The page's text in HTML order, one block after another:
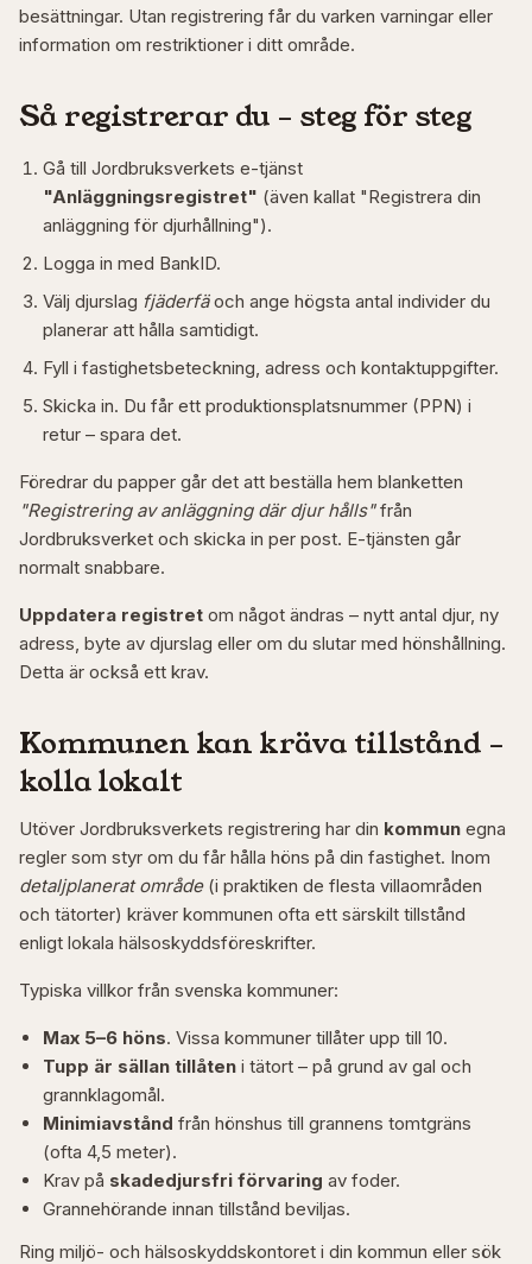
besättningar. Utan registrering får du varken varningar eller
information om restriktioner i ditt område.
Så registrerar du – steg för steg
Gå till Jordbruksverkets e-tjänst
"Anläggningsregistret" (även kallat "Registrera din
anläggning för djurhållning").
Logga in med BankID.
Välj djurslag fjäderfäoch ange högsta antal individer du
planerar att hålla samtidigt.
Fyll i fastighetsbeteckning, adress och kontaktuppgifter.
Skicka in. Du får ett produktionsplatsnummer (PPN) i
retur – spara det.
Föredrar du papper går det att beställa hem blanketten
"Registrering av anläggning där djur hålls"från
Jordbruksverket och skicka in per post. E-tjänsten går
normalt snabbare.
Uppdatera registret om något ändras – nytt antal djur, ny
adress, byte av djurslag eller om du slutar med hönshållning.
Detta är också ett krav.
Kommunen kan kräva tillstånd –
kolla lokalt
Utöver Jordbruksverkets registrering har din kommun egna
regler som styr om du får hålla höns på din fastighet. Inom
detaljplanerat område(i praktiken de flesta villaområden
och tätorter) kräver kommunen ofta ett särskilt tillstånd
enligt lokala hälsoskyddsföreskrifter.
Typiska villkor från svenska kommuner:
Max 5–6 höns. Vissa kommuner tillåter upp till 10.
Tupp är sällan tillåten i tätort – på grund av gal och
grannklagomål.
Minimiavstånd från hönshus till grannens tomtgräns
(ofta 4,5 meter).
Krav på skadedjursfri förvaring av foder.
Grannehörande innan tillstånd beviljas.
Ring miljö- och hälsoskyddskontoret i din kommun eller sök